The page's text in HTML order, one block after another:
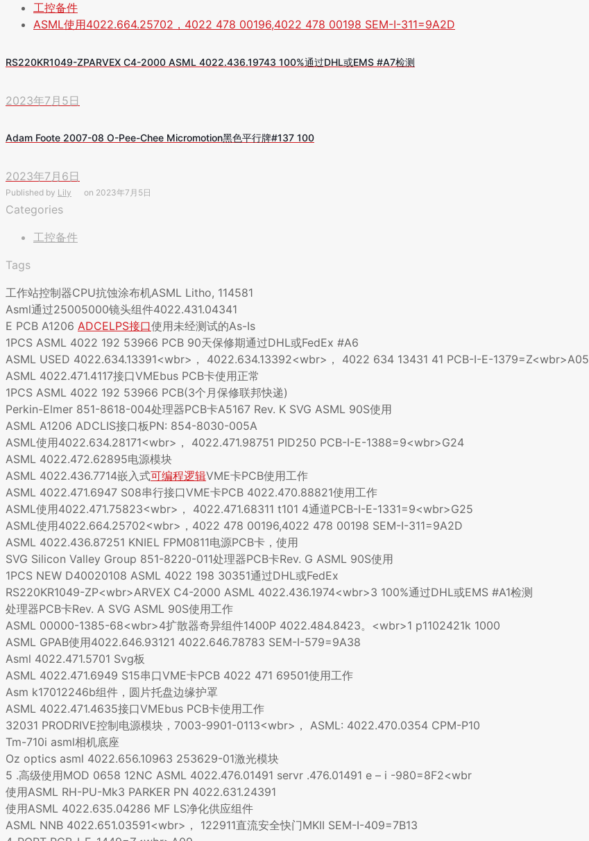
工控备件
ASML使用4022.664.25702 ，4022 478 00196,4022 478 00198 SEM-I-311=9A2D
RS220KR1049-ZPARVEX C4-2000 ASML 4022.436.19743 100%通过DHL或EMS #A7检测
2023年7月5日
Adam Foote 2007-08 O-Pee-Chee Micromotion黑色平行牌#137 100
2023年7月6日
Published by Lily on 2023年7月5日
Categories
工控备件
Tags
工作站控制器CPU抗蚀涂布机ASML Litho, 114581
Asml通过25005000镜头组件4022.431.04341
E PCB A1206 ADCELPS接口使用未经测试的As-Is
1PCS ASML 4022 192 53966 PCB 90天保修期通过DHL或FedEx #A6
ASML USED 4022.634.13391<wbr>， 4022.634.13392<wbr>， 4022 634 13431 41 PCB-I-E-1379=Z<wbr>A05
ASML 4022.471.4117接口VMEbus PCB卡使用正常
1PCS ASML 4022 192 53966 PCB(3个月保修联邦快递)
Perkin-Elmer 851-8618-004处理器PCB卡A5167 Rev. K SVG ASML 90S使用
ASML A1206 ADCLIS接口板PN: 854-8030-005A
ASML使用4022.634.28171<wbr>， 4022.471.98751 PID250 PCB-I-E-1388=9<wbr>G24
ASML 4022.472.62895电源模块
ASML 4022.436.7714嵌入式可编程逻辑VME卡PCB使用工作
ASML 4022.471.6947 S08串行接口VME卡PCB 4022.470.88821使用工作
ASML使用4022.471.75823<wbr>， 4022.471.68311 t101 4通道PCB-I-E-1331=9<wbr>G25
ASML使用4022.664.25702<wbr>，4022 478 00196,4022 478 00198 SEM-I-311=9A2D
ASML 4022.436.87251 KNIEL FPM0811电源PCB卡，使用
SVG Silicon Valley Group 851-8220-011处理器PCB卡Rev. G ASML 90S使用
1PCS NEW D40020108 ASML 4022 198 30351通过DHL或FedEx
RS220KR1049-ZP<wbr>ARVEX C4-2000 ASML 4022.436.1974<wbr>3 100%通过DHL或EMS #A1检测
处理器PCB卡Rev. A SVG ASML 90S使用工作
ASML 00000-1385-68<wbr>4扩散器奇异组件1400P 4022.484.8423。<wbr>1 p1102421k 1000
ASML GPAB使用4022.646.93121 4022.646.78783 SEM-I-579=9A38
Asml 4022.471.5701 Svg板
ASML 4022.471.6949 S15串口VME卡PCB 4022 471 69501使用工作
Asm k17012246b组件，圆片托盘边缘护罩
ASML 4022.471.4635接口VMEbus PCB卡使用工作
32031 PRODRIVE控制电源模块，7003-9901-0113<wbr>， ASML: 4022.470.0354 CPM-P10
Tm-710i asml相机底座
Oz optics asml 4022.656.10963 253629-01激光模块
5 .高级使用MOD 0658 12NC ASML 4022.476.01491 servr .476.01491 e – i -980=8F2<wbr
使用ASML RH-PU-Mk3 PARKER PN 4022.631.24391
使用ASML 4022.635.04286 MF LS净化供应组件
ASML NNB 4022.651.03591<wbr>， 122911直流安全快门MKII SEM-I-409=7B13